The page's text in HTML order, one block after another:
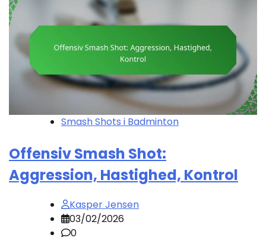
Smash Shots i Badminton
Offensiv Smash Shot:
Aggression, Hastighed, Kontrol
Kasper Jensen
03/02/2026
0